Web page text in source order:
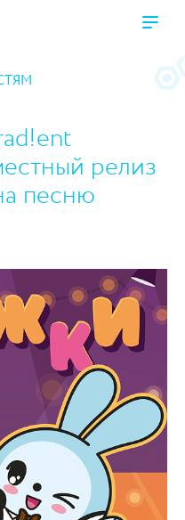
релиз
песню
45